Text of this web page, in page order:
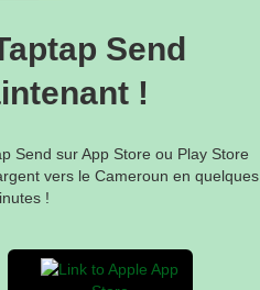
procédure Send
!
Send sur App Store ou Play Store
vers le Cameroun en quelques
!